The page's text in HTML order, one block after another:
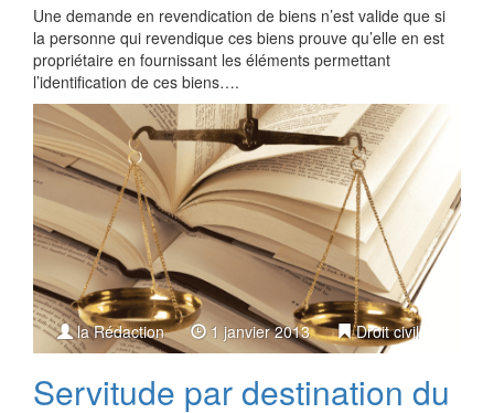
Une demande en revendication de biens n’est valide que si
la personne qui revendique ces biens prouve qu’elle en est
propriétaire en fournissant les éléments permettant
l’identification de ces biens….
la Rédaction 1 janvier 2013 Droit civil
Servitude par destination du